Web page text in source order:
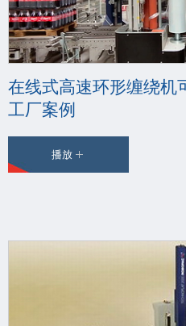
在线式高速环形缠绕机
工厂案例
播放